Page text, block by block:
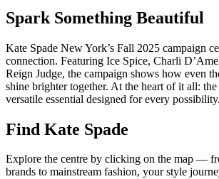
Spark Something Beautiful
Kate Spade New York’s Fall 2025 campaign
connection. Featuring Ice Spice, Charli
Reign Judge, the campaign shows how even
shine brighter together. At the heart of it all:
versatile essential designed for every possibility.
Find Kate Spade
Explore the centre by clicking on the map —
brands to mainstream fashion, your style